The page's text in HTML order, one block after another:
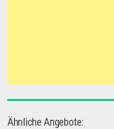
Ähnliche Angebote: